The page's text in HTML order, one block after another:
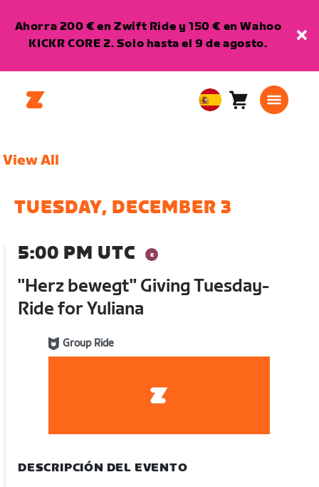
Ahorra 200 € en Zwift Ride y 150 € en Wahoo
KICKR CORE 2. Solo hasta el 9 de agosto.
EuropeanCarro0
View All
TUESDAY, DECEMBER 3
5:00 PM UTC
"Herz bewegt" Giving Tuesday-
Ride for Yuliana
Group Ride
DESCRIPCIÓN DEL EVENTO